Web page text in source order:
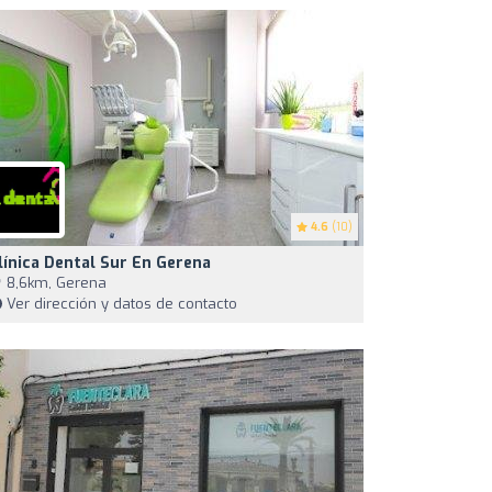
4.6 (10)
Dental Sur En Gerena
8,6km, Gerena
Ver dirección y datos de contacto